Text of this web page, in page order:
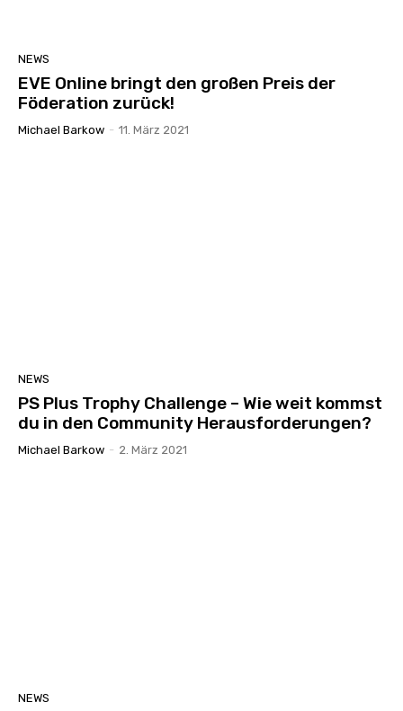
NEWS
EVE Online bringt den großen Preis der
Föderation zurück!
Michael Barkow - 11. März 2021
NEWS
PS Plus Trophy Challenge – Wie weit kommst
du in den Community Herausforderungen?
Michael Barkow - 2. März 2021
NEWS